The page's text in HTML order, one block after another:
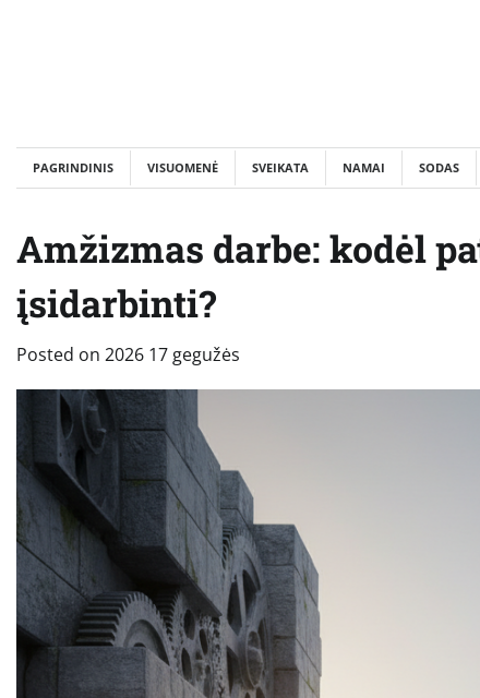
PAGRINDINIS VISUOMENĖ SVEIKATA NAMAI SODAS
Amžizmas darbe: kodėl
įsidarbinti?
Posted on 2026 17 gegužės